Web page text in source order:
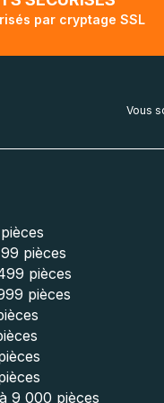
par cryptage SSL
Vous
pièces
pièces
pièces
9 000 pièces